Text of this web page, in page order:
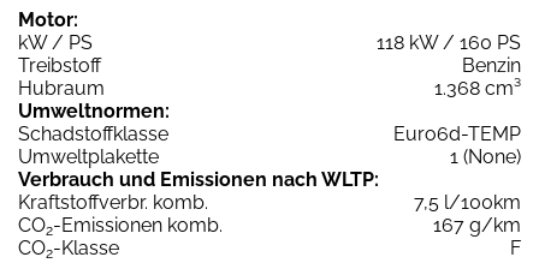
Motor:
kW / PS
118 kW / 160 PS
Treibstoff
Benzin
Hubraum
1.368 cm³
Umweltnormen:
Schadstoffklasse
Euro6d-TEMP
Umweltplakette
1 (None)
Verbrauch und Emissionen nach WLTP:
Kraftstoffverbr. komb.
7,5 l/100km
CO2-Emissionen komb.
167 g/km
CO2-Klasse
F